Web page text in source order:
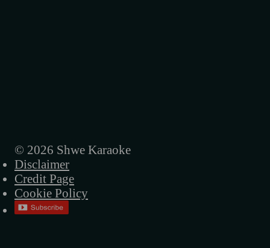
© 2026 Shwe Karaoke
Disclaimer
Credit Page
Cookie Policy